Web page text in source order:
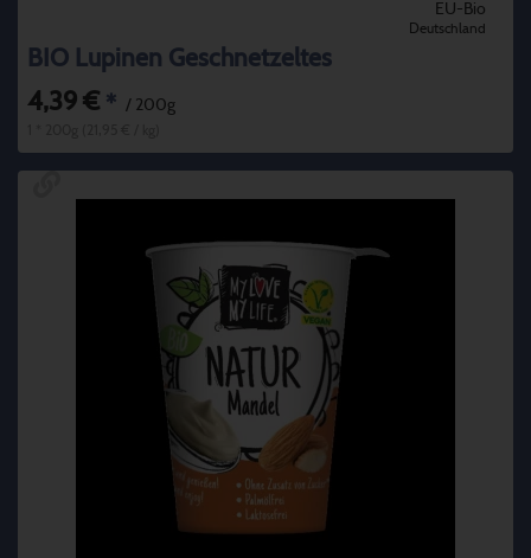
EU-Bio
Deutschland
BIO Lupinen Geschnetzeltes
4,39 € * / 200g